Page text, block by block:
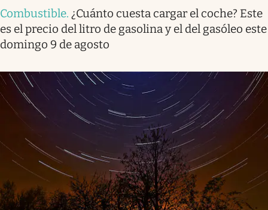
Combustible. ¿Cuánto cuesta cargar el coche? Este
es el precio del litro de gasolina y el del gasóleo este
domingo 9 de agosto